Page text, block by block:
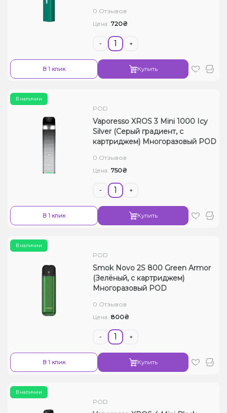
0 Отзывов
Цена: 720₴
- +
В 1 клик Купить
В наличии
POD
Vaporesso XROS 3 Mini 1000 Icy
Silver (Серый градиент, с
картриджем) Многоразовый POD
0 Отзывов
Цена: 750₴
- +
В 1 клик Купить
В наличии
POD
Smok Novo 2S 800 Green Armor
(Зелёный, с картриджем)
Многоразовый POD
0 Отзывов
Цена: 800₴
- +
В 1 клик Купить
В наличии
POD